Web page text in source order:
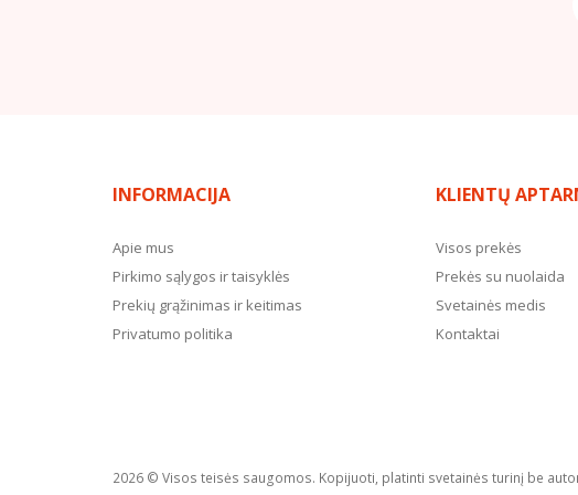
INFORMACIJA
Apie mus
Pirkimo sąlygos ir taisyklės
Prekių grąžinimas ir keitimas
Privatumo politika
KLIENTŲ
Visos prekės
Prekės su nuolaida
Svetainės medis
Kontaktai
2026 © Visos teisės saugomos. Kopijuoti, platinti svetainės turinį be